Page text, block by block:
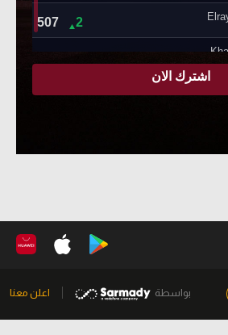
بواسطة اعلن معنا